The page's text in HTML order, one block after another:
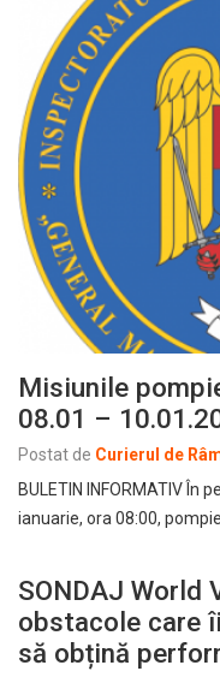
Misiunile
08.01 –
Postat de Curierul de
BULETIN INFORMATIV În
ianuarie, ora 08:00,
SONDAJ World
obstacole care
să obțină